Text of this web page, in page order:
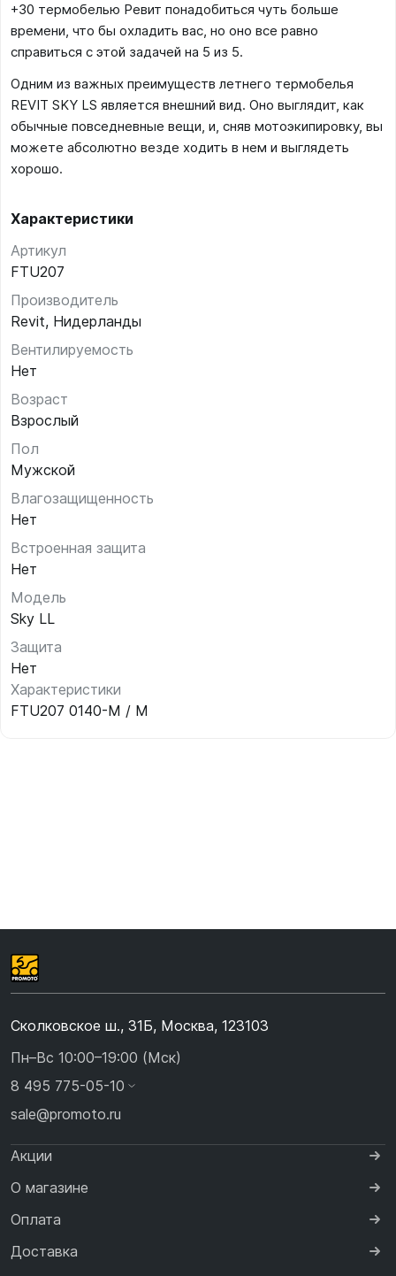
+30 термобелью Ревит понадобиться чуть больше
времени, что бы охладить вас, но оно все равно
справиться с этой задачей на 5 из 5.
Одним из важных преимуществ летнего термобелья
REVIT SKY LS является внешний вид. Оно выглядит, как
обычные повседневные вещи, и, сняв мотоэкипировку, вы
можете абсолютно везде ходить в нем и выглядеть
хорошо.
Характеристики
Артикул
FTU207
Производитель
Revit, Нидерланды
Вентилируемость
Нет
Возраст
Взрослый
Пол
Мужской
Влагозащищенность
Нет
Встроенная защита
Нет
Модель
Sky LL
Защита
Нет
Характеристики
FTU207 0140-M / M
Сколковское ш., 31Б, Москва, 123103
Пн–Вс 10:00–19:00 (Мск)
8 495 775-05-10
sale@promoto.ru
Акции
О магазине
Оплата
Доставка